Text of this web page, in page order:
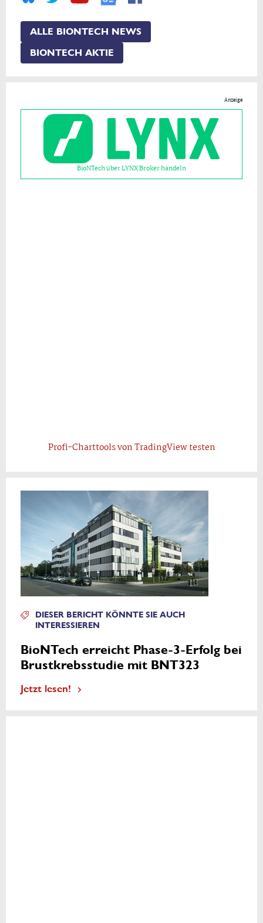
ALLE BIONTECH NEWS
BIONTECH AKTIE
Anzeige
BioNTech über LYNX Broker handeln
Profi-Charttools von TradingView testen
DIESER BERICHT KÖNNTE SIE AUCH
INTERESSIEREN
BioNTech erreicht Phase-3-Erfolg bei
Brustkrebsstudie mit BNT323
Jetzt lesen!